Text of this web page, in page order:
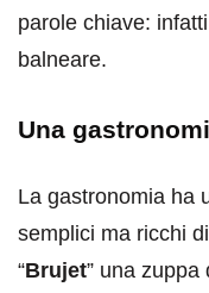
parole chiave:
balneare.
Una
La gastronomia ha
semplici ma ricchi
“Brujet” una zuppa